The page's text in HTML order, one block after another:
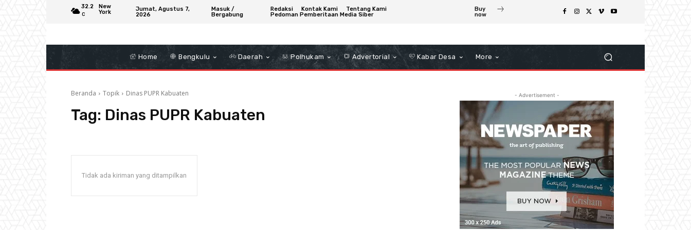
32.2
C
New
York
Jumat, Agustus 7,
2026
Masuk /
Bergabung
Redaksi Kontak Kami
Tentang Kami
Pedoman Pemberitaan Media Siber
Buy
now
Home Bengkulu Daerah Polhukam Advertorial Kabar Desa More
Beranda Topik Dinas PUPR Kabuaten
Tag: Dinas PUPR Kabuaten
Tidak ada kiriman yang ditampilkan
- Advertisement -